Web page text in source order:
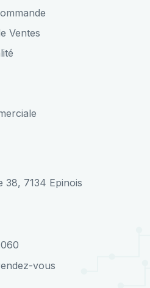
Ventes
38, 7134 Epinois
vous